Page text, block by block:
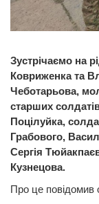
Зустрічаємо на
Ковриженка та
Чеботарьова,
старших
Поцілуйка,
Грабового,
Сергія
Кузнецова.
Про це повідомив